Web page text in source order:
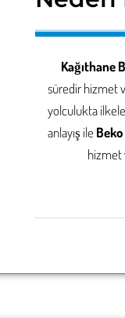
Kağıthane
süredir hizmet
yolculukta
anlayış ile
hizmet